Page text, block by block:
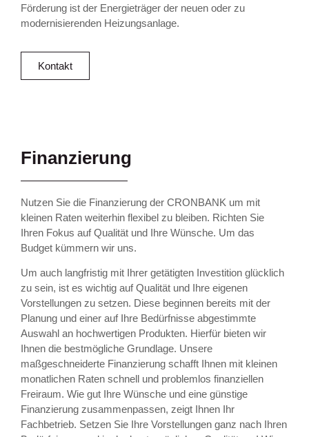
Förderung ist der Energieträger der neuen oder zu
modernisierenden Heizungsanlage.
Kontakt
Finanzierung
Nutzen Sie die Finanzierung der CRONBANK um mit
kleinen Raten weiterhin flexibel zu bleiben. Richten Sie
Ihren Fokus auf Qualität und Ihre Wünsche. Um das
Budget kümmern wir uns.
Um auch langfristig mit Ihrer getätigten Investition glücklich
zu sein, ist es wichtig auf Qualität und Ihre eigenen
Vorstellungen zu setzen. Diese beginnen bereits mit der
Planung und einer auf Ihre Bedürfnisse abgestimmte
Auswahl an hochwertigen Produkten. Hierfür bieten wir
Ihnen die bestmögliche Grundlage. Unsere
maßgeschneiderte Finanzierung schafft Ihnen mit kleinen
monatlichen Raten schnell und problemlos finanziellen
Freiraum. Wie gut Ihre Wünsche und eine günstige
Finanzierung zusammenpassen, zeigt Ihnen Ihr
Fachbetrieb. Setzen Sie Ihre Vorstellungen ganz nach Ihren